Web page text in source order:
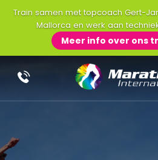
Train samen met topcoach Gert-
Mallorca en werk aan
Meer info over ons